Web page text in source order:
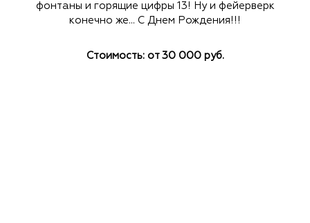
фонтаны и горящие цифры 13! Ну и фейерверк
конечно же... С Днем Рождения!!!
Стоимость: от 30 000 руб.